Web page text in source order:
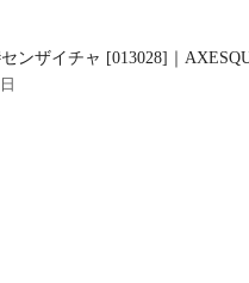
ンザイチャ [013028]｜